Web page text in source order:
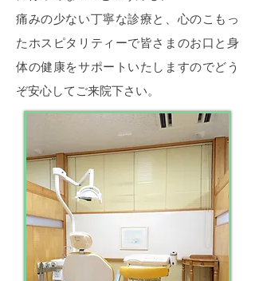
痛みの少ない丁寧な診療と、心のこもっ
たホスピタリティーで皆さまのお口と身
体の健康をサポートいたしますのでどう
ぞ安心してご来院下さい。